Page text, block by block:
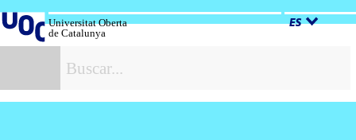
al
contenido
Universitat Oberta
de Catalunya
ES